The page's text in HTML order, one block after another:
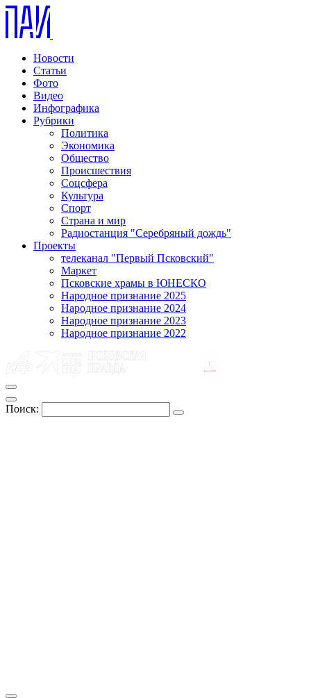
Новости
Статьи
Фото
Видео
Инфографика
Рубрики
Политика
Экономика
Общество
Происшествия
Соцсфера
Культура
Спорт
Страна и мир
Радиостанция "Серебряный дождь"
Проекты
телеканал "Первый Псковский"
Маркет
Псковские храмы в ЮНЕСКО
Народное признание 2025
Народное признание 2024
Народное признание 2023
Народное признание 2022
Поиск: